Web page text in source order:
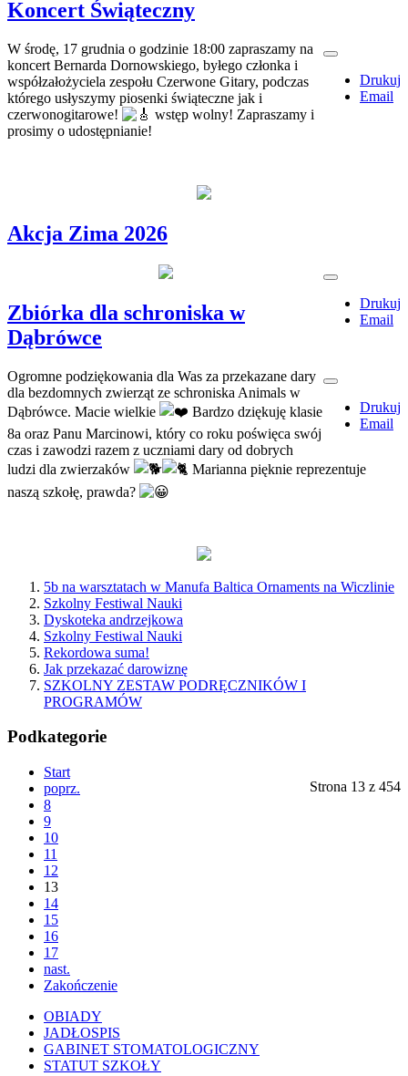
Koncert Świąteczny
Drukuj
Email
W środę, 17 grudnia o godzinie 18:00 zapraszamy na
koncert Bernarda Dornowskiego, byłego członka i
współzałożyciela zespołu Czerwone Gitary, podczas
którego usłyszymy piosenki świąteczne jak i
czerwonogitarowe!
wstęp wolny! Zapraszamy i
prosimy o udostępnianie!
Akcja Zima 2026
Drukuj
Email
Zbiórka dla schroniska w
Dąbrówce
Drukuj
Email
Ogromne podziękowania dla Was za przekazane dary
dla bezdomnych zwierząt ze schroniska Animals w
Dąbrówce. Macie wielkie
Bardzo dziękuję klasie
8a oraz Panu Marcinowi, który co roku poświęca swój
czas i zawodzi razem z uczniami dary od dobrych
ludzi dla zwierzaków
Marianna pięknie reprezentuje
naszą szkołę, prawda?
5b na warsztatach w Manufa Baltica Ornaments na Wiczlinie
Szkolny Festiwal Nauki
Dyskoteka andrzejkowa
Szkolny Festiwal Nauki
Rekordowa suma!
Jak przekazać darowiznę
SZKOLNY ZESTAW PODRĘCZNIKÓW I
PROGRAMÓW
Podkategorie
Strona 13 z 454
Start
poprz.
8
9
10
11
12
13
14
15
16
17
nast.
Zakończenie
OBIADY
JADŁOSPIS
GABINET STOMATOLOGICZNY
STATUT SZKOŁY